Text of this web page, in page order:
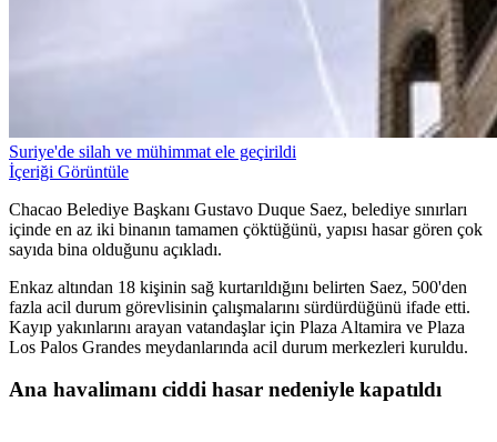
Suriye'de silah ve mühimmat ele geçirildi
İçeriği Görüntüle
Chacao Belediye Başkanı Gustavo Duque Saez, belediye sınırları
içinde en az iki binanın tamamen çöktüğünü, yapısı hasar gören çok
sayıda bina olduğunu açıkladı.
Enkaz altından 18 kişinin sağ kurtarıldığını belirten Saez, 500'den
fazla acil durum görevlisinin çalışmalarını sürdürdüğünü ifade etti.
Kayıp yakınlarını arayan vatandaşlar için Plaza Altamira ve Plaza
Los Palos Grandes meydanlarında acil durum merkezleri kuruldu.
Ana havalimanı ciddi hasar nedeniyle kapatıldı